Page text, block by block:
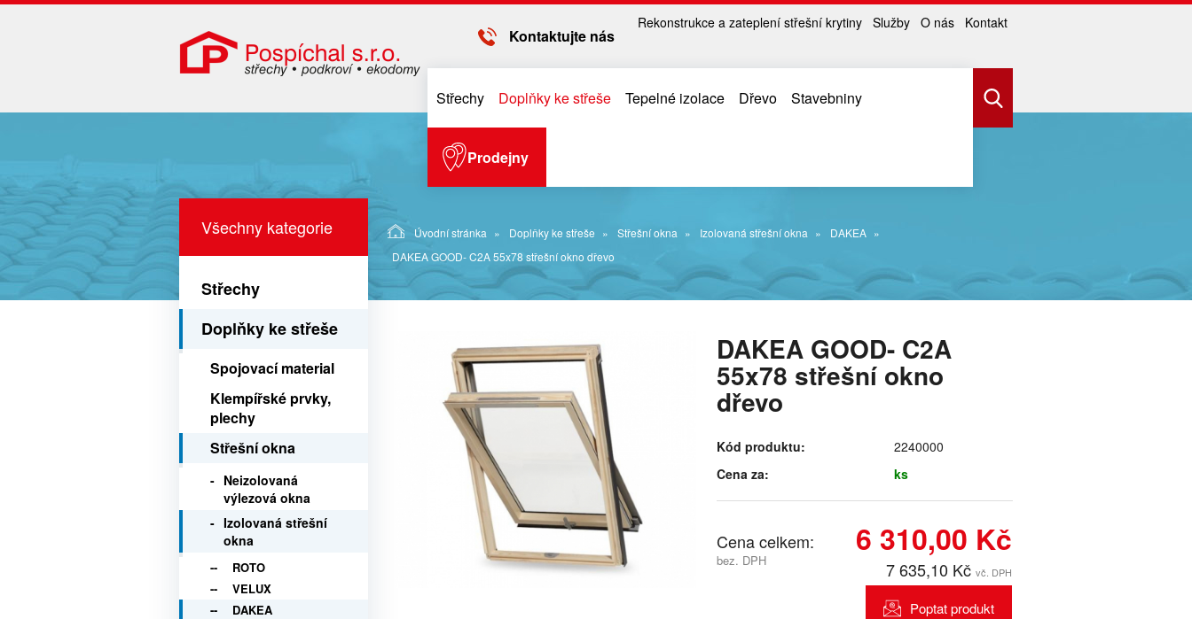
Rekonstrukce a zateplení střešní krytiny Služby O nás Kontakt
Kontaktujte nás
Střechy Doplňky ke střeše Tepelné izolace Dřevo Stavebniny
Prodejny
Úvodní stránka Doplňky ke střeše Střešní okna Izolovaná střešní okna
DAKEA
DAKEA GOOD- C2A 55x78 střešní okno dřevo
Všechny kategorie
Střechy
Doplňky ke střeše
Spojovací material
Klempířské prvky,
plechy
Střešní okna
Neizolovaná
výlezová okna
Izolovaná střešní
okna
ROTO
VELUX
DAKEA
DAKEA GOOD- C2A
55x78 střešní okno
dřevo
Kód produktu:
2240000
Cena za:
ks
Cena celkem:
bez. DPH
6 310,00 Kč
7 635,10 Kčvč. DPH
Poptat produkt